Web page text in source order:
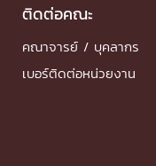
ติดต่อคณะ
คณาจารย์ / บุคลากร
เบอร์ติดต่อหน่วยงาน